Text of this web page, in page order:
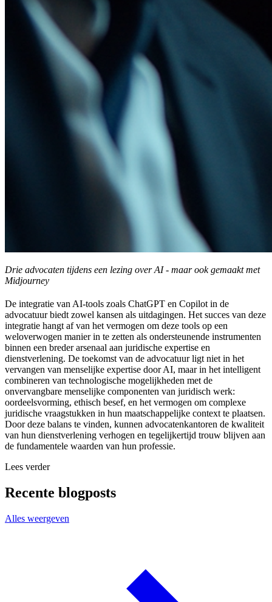
Drie advocaten tijdens een lezing over AI - maar ook gemaakt met
Midjourney
De integratie van AI-tools zoals ChatGPT en Copilot in de
advocatuur biedt zowel kansen als uitdagingen. Het succes van deze
integratie hangt af van het vermogen om deze tools op een
weloverwogen manier in te zetten als ondersteunende instrumenten
binnen een breder arsenaal aan juridische expertise en
dienstverlening. De toekomst van de advocatuur ligt niet in het
vervangen van menselijke expertise door AI, maar in het intelligent
combineren van technologische mogelijkheden met de
onvervangbare menselijke componenten van juridisch werk:
oordeelsvorming, ethisch besef, en het vermogen om complexe
juridische vraagstukken in hun maatschappelijke context te plaatsen.
Door deze balans te vinden, kunnen advocatenkantoren de kwaliteit
van hun dienstverlening verhogen en tegelijkertijd trouw blijven aan
de fundamentele waarden van hun professie.
Lees verder
Recente blogposts
Alles weergeven